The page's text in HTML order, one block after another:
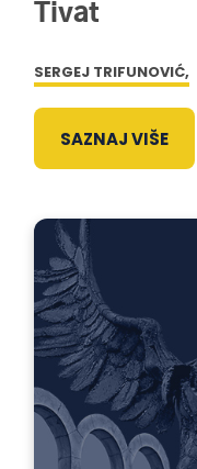
Tivat
SERGEJ TRIFUNOVIĆ,
SAZNAJ VIŠE